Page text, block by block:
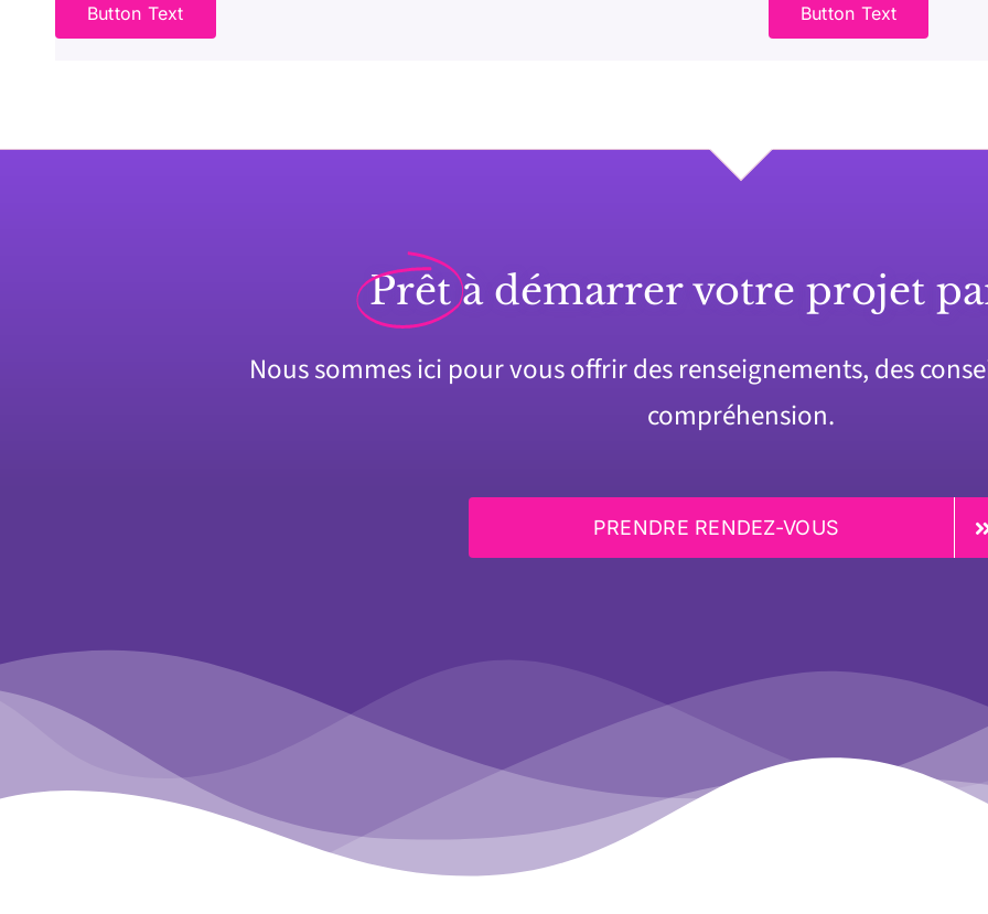
Button Text Button Text
Prêt à démarrer votre projet
Nous sommes ici pour vous offrir des renseignements, des
compréhension.
PRENDRE RENDEZ-VOUS